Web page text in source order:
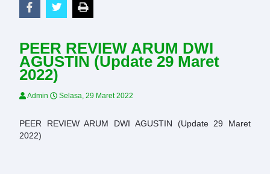
PEER REVIEW ARUM DWI
AGUSTIN (Update 29 Maret
2022)
Admin Selasa, 29 Maret 2022
PEER REVIEW ARUM DWI AGUSTIN (Update 29 Maret
2022)